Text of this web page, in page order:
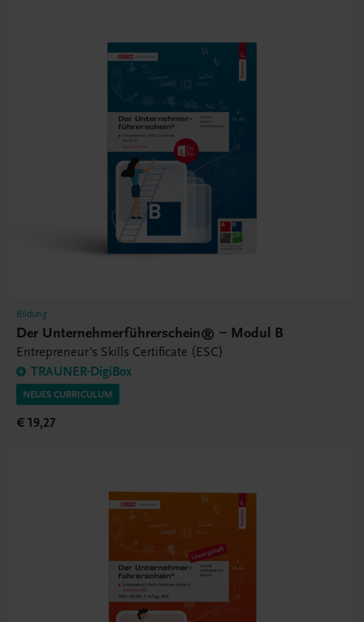
Bildung
Der Unternehmerführerschein® – Modul B
Entrepreneur's Skills Certificate (ESC)
TRAUNER-DigiBox
NEUES CURRICULUM
€ 19,27